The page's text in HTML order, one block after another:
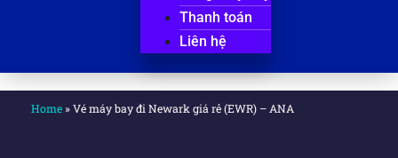
Thanh toán
Liên hệ
Home »Vé máy bay đi Newark giá rẻ (EWR) – ANA